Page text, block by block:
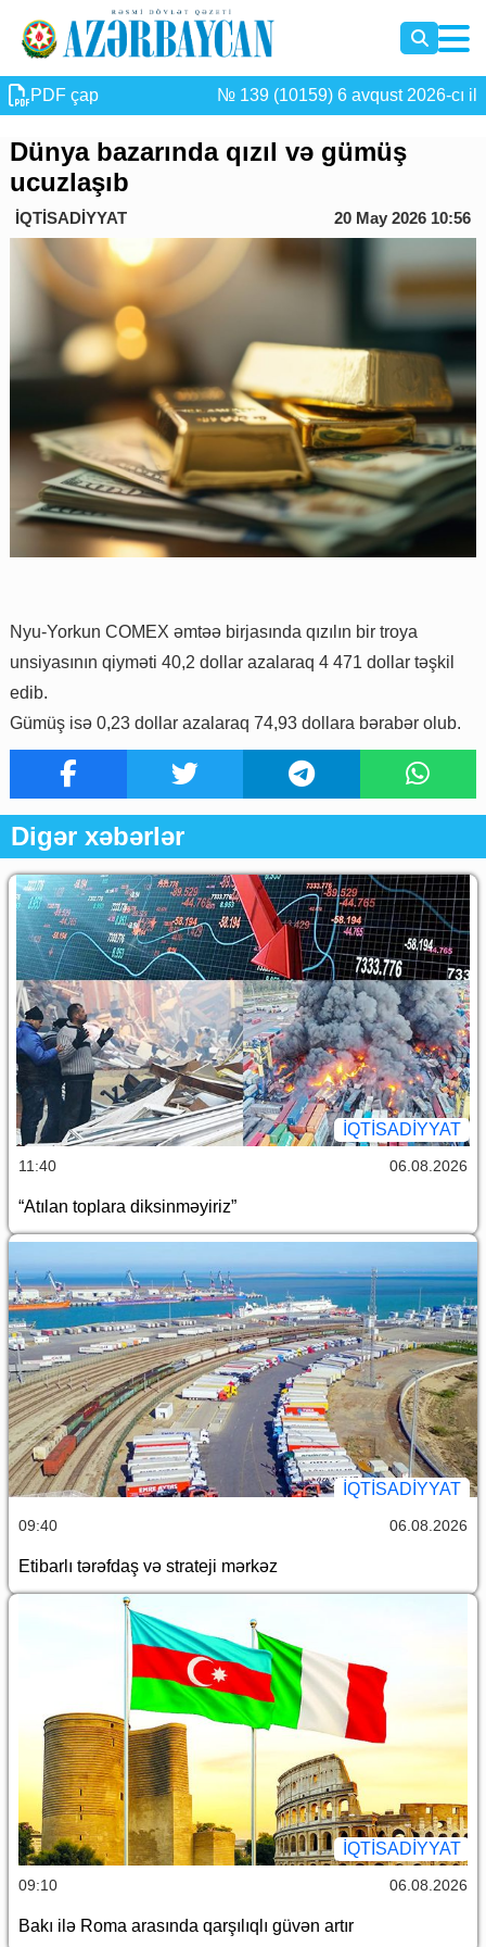
PDF çap № 139 (10159) 6 avqust 2026-cı il
Dünya bazarında qızıl və gümüş
ucuzlaşıb
İQTİSADİYYAT 20 May 2026 10:56
Nyu-Yorkun COMEX əmtəə birjasında qızılın bir troya
unsiyasının qiyməti 40,2 dollar azalaraq 4 471 dollar təşkil
edib.
Gümüş isə 0,23 dollar azalaraq 74,93 dollara bərabər olub.
Digər xəbərlər
İQTİSADİYYAT
11:40 06.08.2026
“Atılan toplara diksinməyiriz”
İQTİSADİYYAT
09:40 06.08.2026
Etibarlı tərəfdaş və strateji mərkəz
İQTİSADİYYAT
09:10 06.08.2026
Bakı ilə Roma arasında qarşılıqlı güvən artır